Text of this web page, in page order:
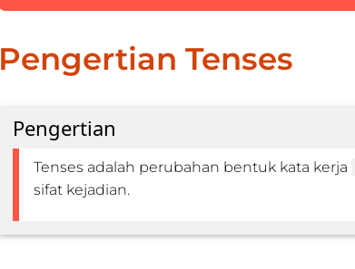
Pengertian Tenses
Pengertian
Tenses adalah perubahan bentuk kata kerja
sifat kejadian.